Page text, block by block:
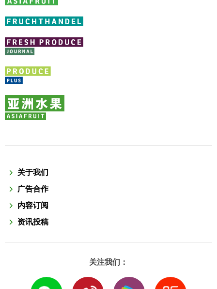
关于我们
广告合作
内容订阅
资讯投稿
关注我们：